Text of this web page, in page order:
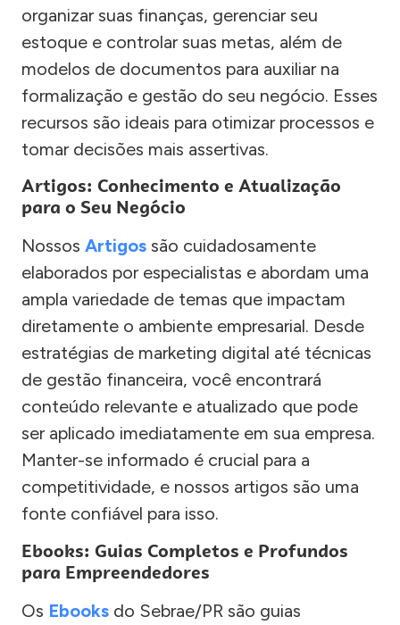
organizar suas finanças, gerenciar seu
estoque e controlar suas metas, além de
modelos de documentos para auxiliar na
formalização e gestão do seu negócio. Esses
recursos são ideais para otimizar processos e
tomar decisões mais assertivas.
Artigos: Conhecimento e Atualização
para o Seu Negócio
Nossos Artigos são cuidadosamente
elaborados por especialistas e abordam uma
ampla variedade de temas que impactam
diretamente o ambiente empresarial. Desde
estratégias de marketing digital até técnicas
de gestão financeira, você encontrará
conteúdo relevante e atualizado que pode
ser aplicado imediatamente em sua empresa.
Manter-se informado é crucial para a
competitividade, e nossos artigos são uma
fonte confiável para isso.
Ebooks: Guias Completos e Profundos
para Empreendedores
Os Ebooks do Sebrae/PR são guias